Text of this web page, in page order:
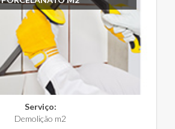
Serviço:
Demolição m2